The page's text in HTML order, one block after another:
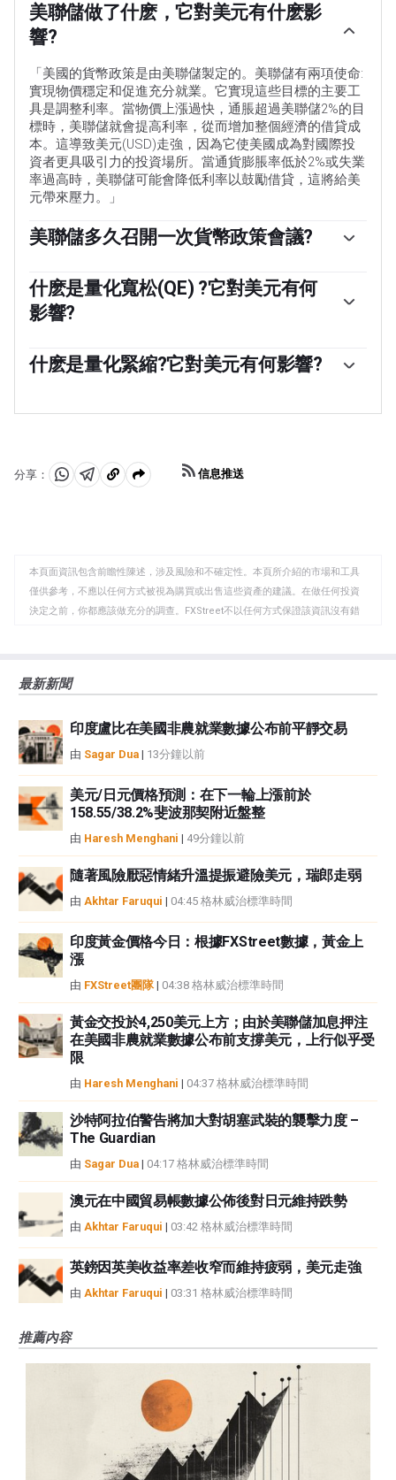
美聯儲做了什麽，它對美元有什麽影
響?
「美國的貨幣政策是由美聯儲製定的。美聯儲有兩項使命:
實現物價穩定和促進充分就業。它實現這些目標的主要工
具是調整利率。當物價上漲過快，通脹超過美聯儲2%的目
標時，美聯儲就會提高利率，從而增加整個經濟的借貸成
本。這導致美元(USD)走強，因為它使美國成為對國際投
資者更具吸引力的投資場所。當通貨膨脹率低於2%或失業
率過高時，美聯儲可能會降低利率以鼓勵借貸，這將給美
元帶來壓力。」
美聯儲多久召開一次貨幣政策會議?
(FOMC)評估經濟狀況並做出貨幣政策決定。聯邦公開市場
委員會由12名美聯儲官員參加，其中包括7名理事會成
員、紐約聯邦儲備銀行行長，以及其余11名地區儲備銀行
流擔任。」
什麽是量化寬松(QE) ?它對美元有何
影響?
量化寬松是美聯儲在陷入困境的金融體系中大幅增加信貸
流動的過程。這是一種非標準的政策措施，在危機或通脹
器。它涉及到美聯儲印刷更多的美元，並用這些美元從金
什麽是量化緊縮?它對美元有何影響?
融機構購買債券，不再將其持有的到期債券的本金再投資
分享：
分 分 複
板
信息推送
本頁面資訊包含前瞻性陳述，涉及風險和不確定性。本頁所介紹的市場和工具
僅供參考，不應以任何方式被視為購買或出售這些資產的建議。在做任何投資
決定之前，你都應該做充分的調查。FXStreet不以任何方式保證該資訊沒有錯
觀點，並不代表FXStreet或其廣告商的官方政策或立場。作者不對本頁連結的
如果文章正文中沒有明確提到，在撰寫本文時，作者在本文中提到的任何股票
中都沒有頭寸，也沒有與文中提到的任何公司有業務關係。除了FXStreet，作
者沒有收到撰寫這篇文章的報酬。
FXStreet和作者不提供個性化的建議。作者對該資訊的準確性、完整性或適用
性不作任何陳述。FXStreet和作者將不承擔任何錯誤，遺漏或任何損失，傷害
或損害由此資訊及其顯示或使用引起的。錯誤和遺漏除外。本文作者和
FXStreet並非註冊投資顧問，本文內容無意提供任何投資建議。
最新新聞
印度盧比在美國非農就業數據公布前平靜交易
由 Sagar Dua | 13分鐘以前
美元/日元價格預測：在下一輪上漲前於
158.55/38.2%斐波那契附近盤整
由 Haresh Menghani | 49分鐘以前
隨著風險厭惡情緒升溫提振避險美元，瑞郎走弱
由 Akhtar Faruqui | 04:45 格林威治標準時間
印度黃金價格今日：根據FXStreet數據，黃金上
漲
由 FXStreet團隊| 04:38 格林威治標準時間
黃金交投於4,250美元上方；由於美聯儲加息押注
在美國非農就業數據公布前支撐美元，上行似乎受
限
由 Haresh Menghani | 04:37 格林威治標準時間
沙特阿拉伯警告將加大對胡塞武裝的襲擊力度 –
The Guardian
由 Sagar Dua | 04:17 格林威治標準時間
澳元在中國貿易帳數據公佈後對日元維持跌勢
由 Akhtar Faruqui | 03:42 格林威治標準時間
英鎊因英美收益率差收窄而維持疲弱，美元走強
由 Akhtar Faruqui | 03:31 格林威治標準時間
推薦內容